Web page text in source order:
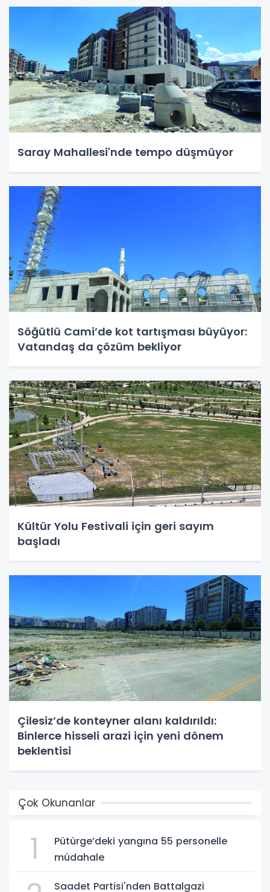
Saray Mahallesi'nde tempo düşmüyor
Söğütlü Cami’de kot tartışması büyüyor:
Vatandaş da çözüm bekliyor
Kültür Yolu Festivali için geri sayım
başladı
Çilesiz’de konteyner alanı kaldırıldı:
Binlerce hisseli arazi için yeni dönem
beklentisi
Çok Okunanlar
1
Pütürge’deki yangına 55 personelle
müdahale
Saadet Partisi'nden Battalgazi